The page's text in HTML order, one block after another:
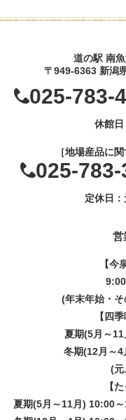
道の駅 南魚
〒949-6363 新潟
025-783-
休館
［地場産品に
025-
定休日
営
【今
(年末年始・
【四
夏期(5月～
冬期(12月～
(元
【
夏期(5月～11月) 10:00